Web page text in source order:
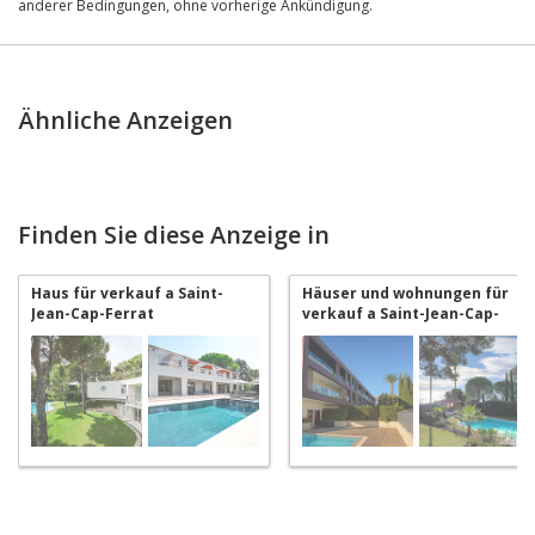
anderer Bedingungen, ohne vorherige Ankündigung.
Ähnliche Anzeigen
Finden Sie diese Anzeige in
Haus für verkauf a Saint-
Jean-Cap-Ferrat
Häuser und wohnungen für
verkauf a Saint-Jean-Cap-
Ferrat